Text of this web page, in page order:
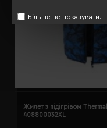
Більше не показувати.
Жилет з підігрівом
408800032XL